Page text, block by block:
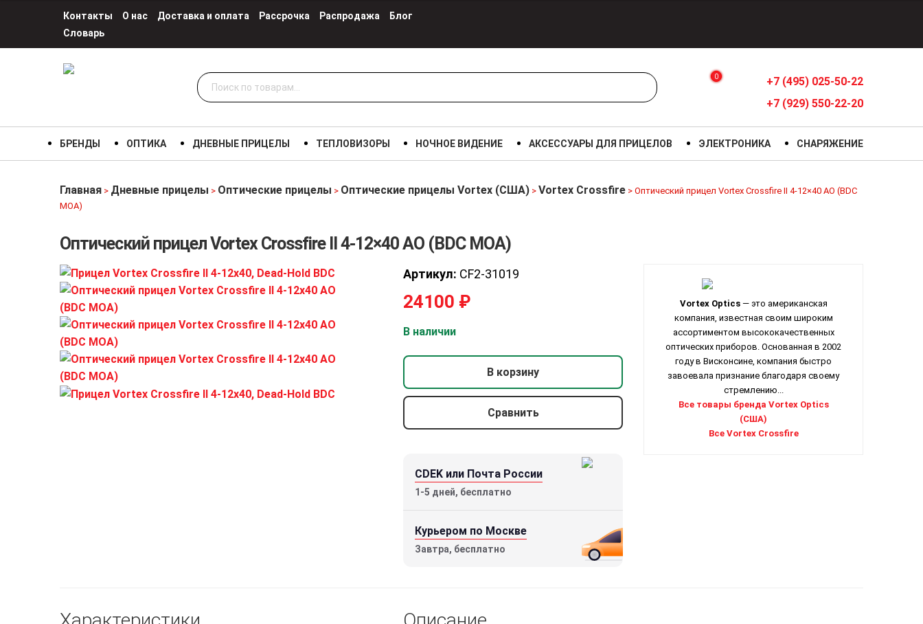
Контакты О нас Доставка и оплата Рассрочка Распродажа
Блог
Словарь
Искать: 0
+7 (495) 025-50-22
+7 (929) 550-22-20
БРЕНДЫ ОПТИКА ДНЕВНЫЕ ПРИЦЕЛЫ ТЕПЛОВИЗОРЫ НОЧНОЕ ВИДЕНИЕ АКСЕССУАРЫ ДЛЯ ПРИЦЕЛОВ ЭЛЕКТРОНИКА СНАРЯЖЕНИЕ
Главная > Дневные прицелы > Оптические прицелы > Оптические прицелы Vortex (США) > Vortex Crossfire > Оптический прицел Vortex Crossfire II 4-12×40 AO (BDC
МОА)
Оптический прицел Vortex Crossfire II 4-12×40 AO (BDC МОА)
Артикул: CF2-31019
24100 ₽
В наличии
В корзину
Сравнить
CDEK или Почта России
1-5 дней, бесплатно
Курьером по Москве
Завтра, бесплатно
Vortex Optics— это американская
компания, известная своим широким
ассортиментом высококачественных
оптических приборов. Основанная в 2002
году в Висконсине, компания быстро
завоевала признание благодаря своему
стремлению...
Все товары бренда Vortex Optics
(США)
Все Vortex Crossfire
Оптический прицел Vortex Crossfire